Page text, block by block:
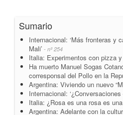
Sumario
Internacional: ‘Más fronteras y
Mali’ - nº 254
Italia: Experimentos con pizza
Ha muerto Manuel Sogas
corresponsal del Pollo en la
Argentina: Viviendo un nuevo
Internacional: ‘¿Conversaciones
Italia: ¿Rosa es una rosa es
Argentina: Adelante con la